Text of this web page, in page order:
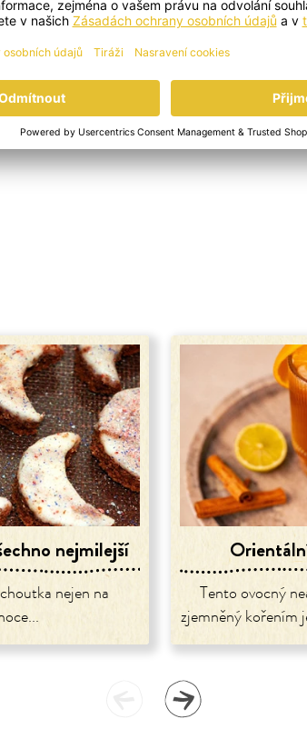
PŘÍPRAVA
Kopřiva-citronvyluhujte ve 250 ml horké vody
suroviny a umixujte dohladka.
nejmilejší
nejen na
Tento ovocný
zjemněný kořením